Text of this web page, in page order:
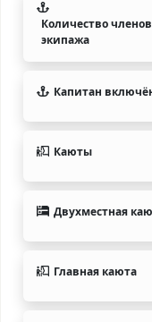
Количество членов
экипажа
Капитан
Каюты
Двухместная
Главная каюта